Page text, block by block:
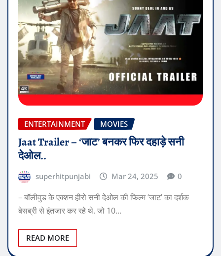
ENTERTAINMENT MOVIES
Jaat Trailer – ‘जाट’ बनकर फिर दहाड़े सनी
देओल..
superhitpunjabi Mar 24, 2025 0
– बॉलीवुड के एक्शन हीरो सनी देओल की फिल्म ‘जाट’ का दर्शक
बेसब्री से इंतजार कर रहे थे. जो 10…
READ MORE